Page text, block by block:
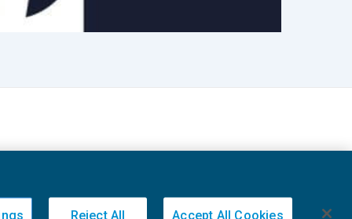
Reject All Accept All Cookies